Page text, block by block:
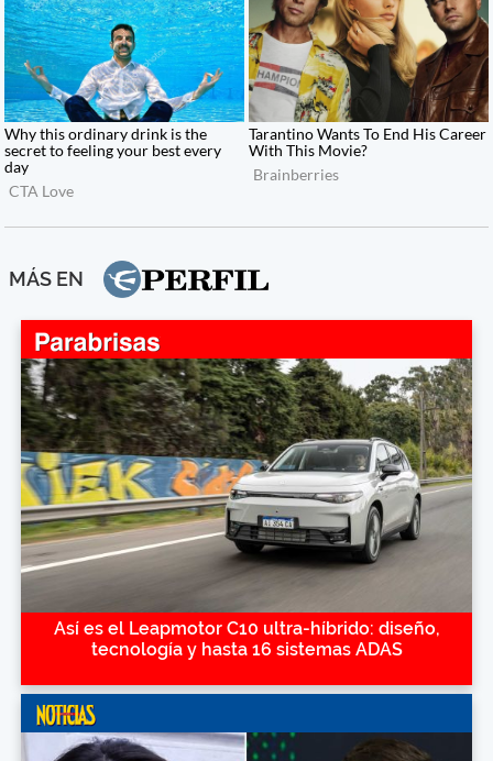
MÁS EN
Así es el Leapmotor C10 ultra-híbrido: diseño,
tecnología y hasta 16 sistemas ADAS